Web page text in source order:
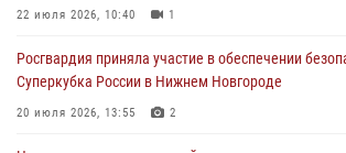
22 июля 2026, 10:40 1
Росгвардия приняла участие в обеспечении
Суперкубка России в Нижнем Новгороде
20 июля 2026, 13:55 2